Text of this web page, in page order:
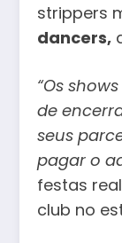
strippers
dancers,
“Os
de
seus
pagar o
festas
club no